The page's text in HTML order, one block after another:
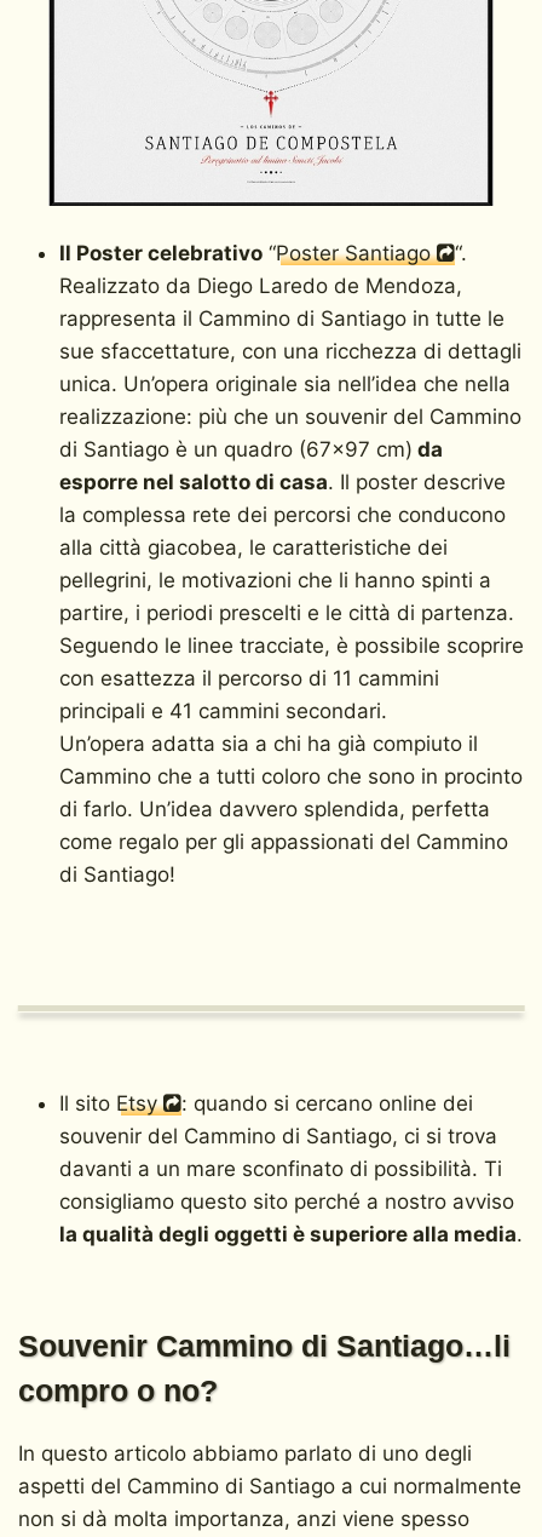
Il Poster celebrativo“Poster Santiago
“.
Realizzato da Diego Laredo de Mendoza,
rappresenta il Cammino di Santiago in tutte le
sue sfaccettature, con una ricchezza di dettagli
unica. Un’opera originale sia nell’idea che nella
realizzazione: più che un souvenir del Cammino
di Santiago è un quadro (67×97 cm) da
esporre nel salotto di casa. Il poster descrive
la complessa rete dei percorsi che conducono
alla città giacobea, le caratteristiche dei
pellegrini, le motivazioni che li hanno spinti a
partire, i periodi prescelti e le città di partenza.
Seguendo le linee tracciate, è possibile scoprire
con esattezza il percorso di 11 cammini
principali e 41 cammini secondari.
Un’opera adatta sia a chi ha già compiuto il
Cammino che a tutti coloro che sono in procinto
di farlo. Un’idea davvero splendida, perfetta
come regalo per gli appassionati del Cammino
di Santiago!
Il sito Etsy
: quando si cercano online dei
souvenir del Cammino di Santiago, ci si trova
davanti a un mare sconfinato di possibilità. Ti
consigliamo questo sito perché a nostro avviso
la qualità degli oggetti è superiore alla media.
Souvenir Cammino di Santiago…li
compro o no?
In questo articolo abbiamo parlato di uno degli
aspetti del Cammino di Santiago a cui normalmente
non si dà molta importanza, anzi viene spesso